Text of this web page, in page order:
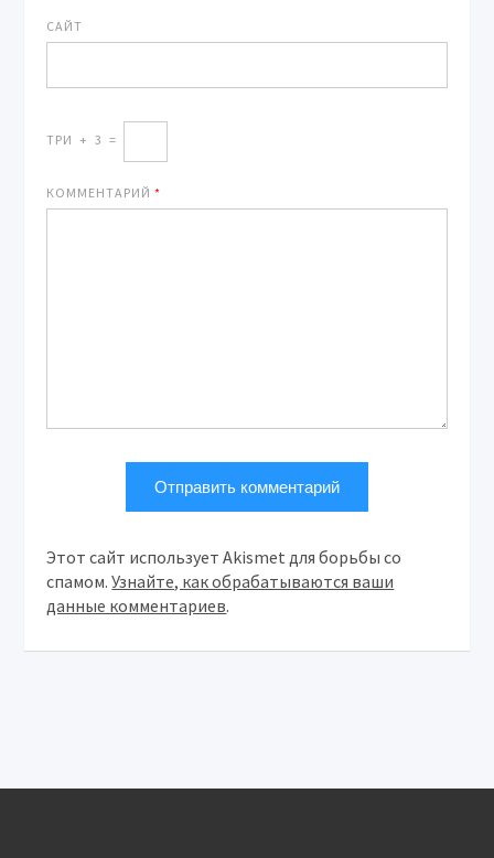
САЙТ
ТРИ + 3 =
КОММЕНТАРИЙ*
Этот сайт использует Akismet для борьбы со
спамом.Узнайте, как обрабатываются ваши
данные комментариев.